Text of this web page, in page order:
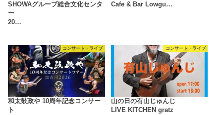
SHOWAグループ総合文化センタ
ー
20…
Cafe & Bar Lowgu…
コンサート・ライブ
和太鼓政や 10周年記念コンサー
ト
コンサート・ライブ
山の日の有山じゅんじ
LIVE KITCHEN gratz